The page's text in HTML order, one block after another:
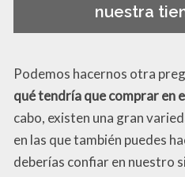
nuestra
Podemos hacernos otra
qué tendría que comprar en
cabo, existen una gran
en las que también puedes
deberías confiar en nuestro